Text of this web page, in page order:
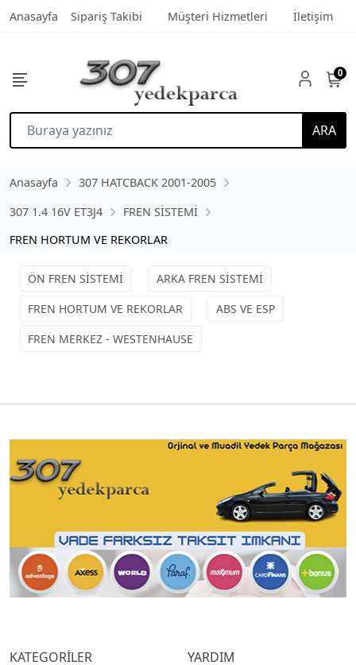
Anasayfa Sipariş Takibi Müşteri Hizmetleri İletişim
ARA
0
Anasayfa
307 HATCBACK 2001-2005
307 1.4 16V ET3J4
FREN SİSTEMİ
FREN HORTUM VE REKORLAR
ÖN FREN SİSTEMİ
ARKA FREN SİSTEMİ
FREN HORTUM VE REKORLAR
ABS VE ESP
FREN MERKEZ - WESTENHAUSE
KATEGORİLER YARDIM